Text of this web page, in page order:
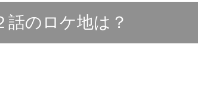
話のロケ地は？